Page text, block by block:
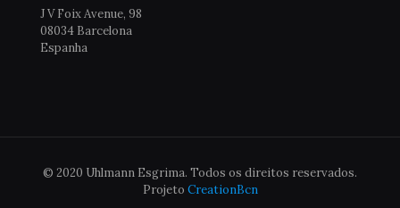
J V Foix Avenue, 98
08034 Barcelona
Espanha
© 2020 Uhlmann Esgrima. Todos os direitos reservados.
Projeto CreationBcn